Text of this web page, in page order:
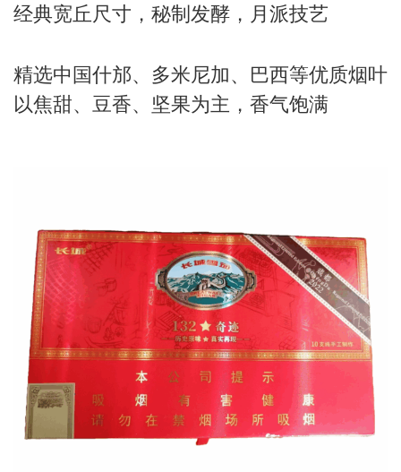
经典宽丘尺寸，秘制发酵，月派技艺
精选中国什邡、多米尼加、巴西等优质烟叶
以焦甜、豆香、坚果为主，香气饱满